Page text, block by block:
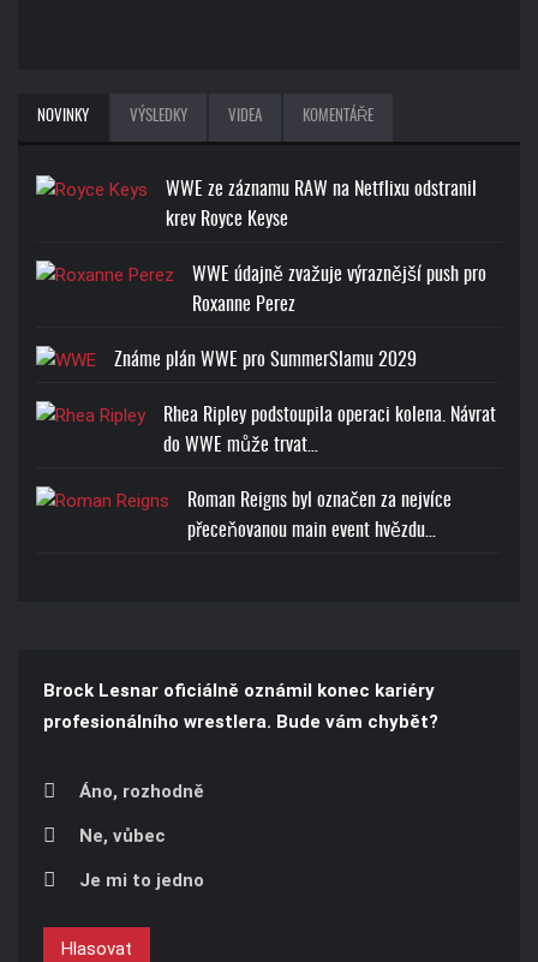
NOVINKY VÝSLEDKY VIDEA KOMENTÁŘE
WWE ze záznamu RAW na Netflixu odstranil
krev Royce Keyse
WWE údajně zvažuje výraznější push pro
Roxanne Perez
Známe plán WWE pro SummerSlamu 2029
Rhea Ripley podstoupila operaci kolena. Návrat
do WWE může trvat…
Roman Reigns byl označen za nejvíce
přeceňovanou main event hvězdu…
Brock Lesnar oficiálně oznámil konec kariéry
profesionálního wrestlera. Bude vám chybět?
Áno, rozhodně
Ne, vůbec
Je mi to jedno
Hlasovat